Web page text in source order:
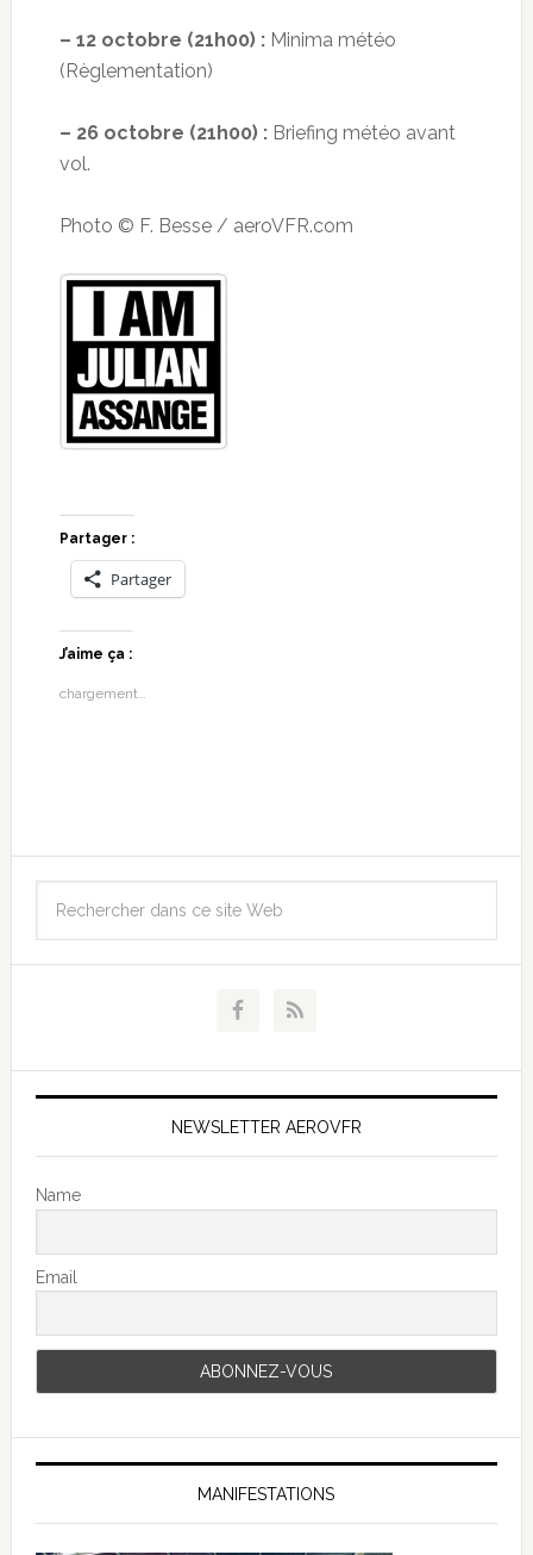
– 12 octobre (21h00) : Minima météo
(Règlementation)
– 26 octobre (21h00) :Briefing météo avant
vol.
Photo © F. Besse / aeroVFR.com
Partager :
Partager
J’aime ça :
chargement…
NEWSLETTER AEROVFR
Name
Email
MANIFESTATIONS